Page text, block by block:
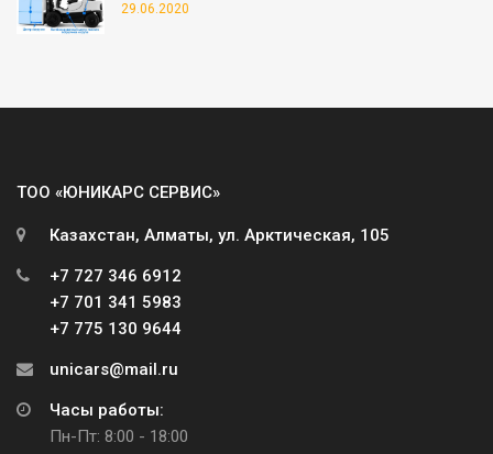
29.06.2020
ТОО «ЮНИКАРС СЕРВИС»
Казахстан, Алматы, ул. Арктическая, 105
+7 727 346 6912
+7 701 341 5983
+7 775 130 9644
unicars@mail.ru
Часы работы:
Пн-Пт: 8:00 - 18:00